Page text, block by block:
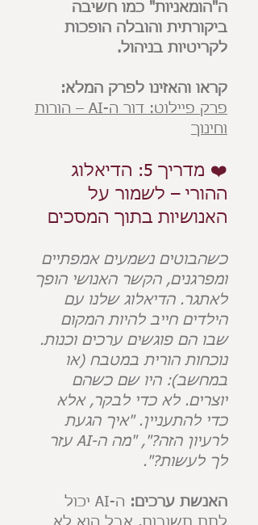
ה"הומאניות" כמו חשיבה
ביקורתית והובלה הופכות
לקריטיות בניהול.
קראו והאזינו לפרק המלא:
פרק פיילוט: דור ה-AI – הורות
וחינוך
❤️ מדריך 5: הדיאלוג
ההורי – לשמור על
האנושיות בתוך המסכים
כשהבוטים נשמעים אמפתיים
ומפרגנים, הקשר האנושי הופך
לאתגר. הדיאלוג שלנו עם
הילדים חייב להיות המקום
שבו הם פוגשים ערכים וכנות.
נוכחות הורית במטבח (או
במחשב): היו שם כשהם
יוצרים. לא כדי לבקר, אלא
כדי להתעניין. "איך הגעת
לרעיון הזה?", "מה ה-AI עזר
לך לעשות?".
האנשת ערכים:
ה-AI יכול